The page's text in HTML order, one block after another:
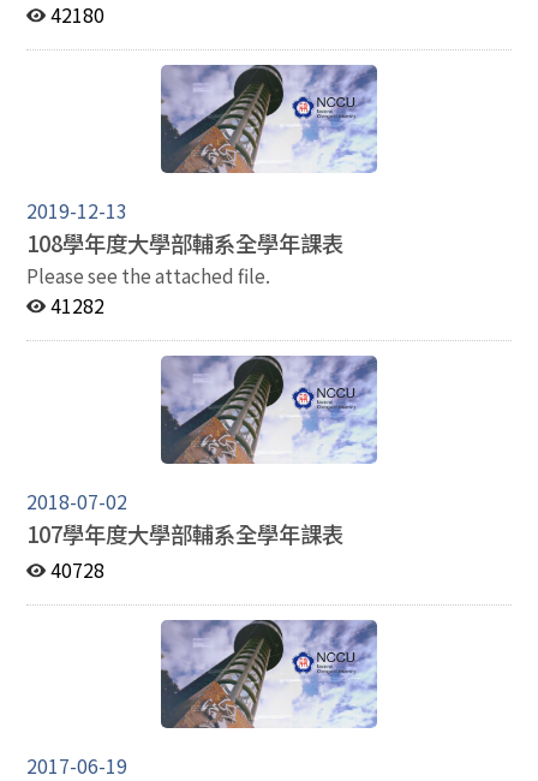
42180
2019-12-13
108學年度大學部輔系全學年課表
Please see the attached file.
41282
2018-07-02
107學年度大學部輔系全學年課表
40728
2017-06-19